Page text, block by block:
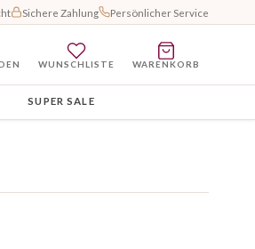
Sichere Zahlung Persönlicher Service
WUNSCHLISTE WARENKORB
SUPER SALE